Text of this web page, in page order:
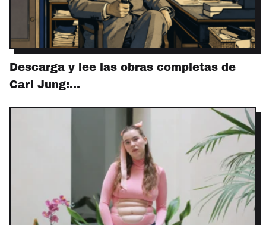
Descarga y lee las obras completas de
Carl Jung:…